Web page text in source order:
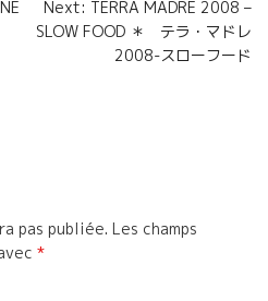
Next: TERRA MADRE 2008 –
SLOW FOOD ＊ テラ・マドレ
2008-スローフード
pas publiée. Les champs
*